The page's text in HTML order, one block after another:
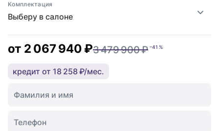
Выберу в салоне
Комплектация
от 2 067 940 ₽3 479 900 ₽ –41 %
кредит от 18 258 ₽/мес.